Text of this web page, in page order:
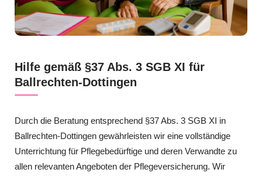
Hilfe gemäß §37 Abs. 3 SGB XI für
Ballrechten-Dottingen
Durch die Beratung entsprechend §37 Abs. 3 SGB XI in
Ballrechten-Dottingen gewährleisten wir eine vollständige
Unterrichtung für Pflegebedürftige und deren Verwandte zu
allen relevanten Angeboten der Pflegeversicherung. Wir